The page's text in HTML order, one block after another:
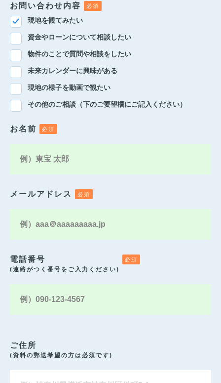
お問い合わせ内容
現地を観てみたい
資金やローンについて相談したい
物件のことで質問や相談をしたい
未来カレンダーに興味がある
現地の様子を動画で観たい
その他のご相談（下のご要望欄にご記入ください）
お名前
メールアドレス
電話番号
(連絡がつく番号をご入力ください)
ご住所
(資料の郵送希望の方は必須です)